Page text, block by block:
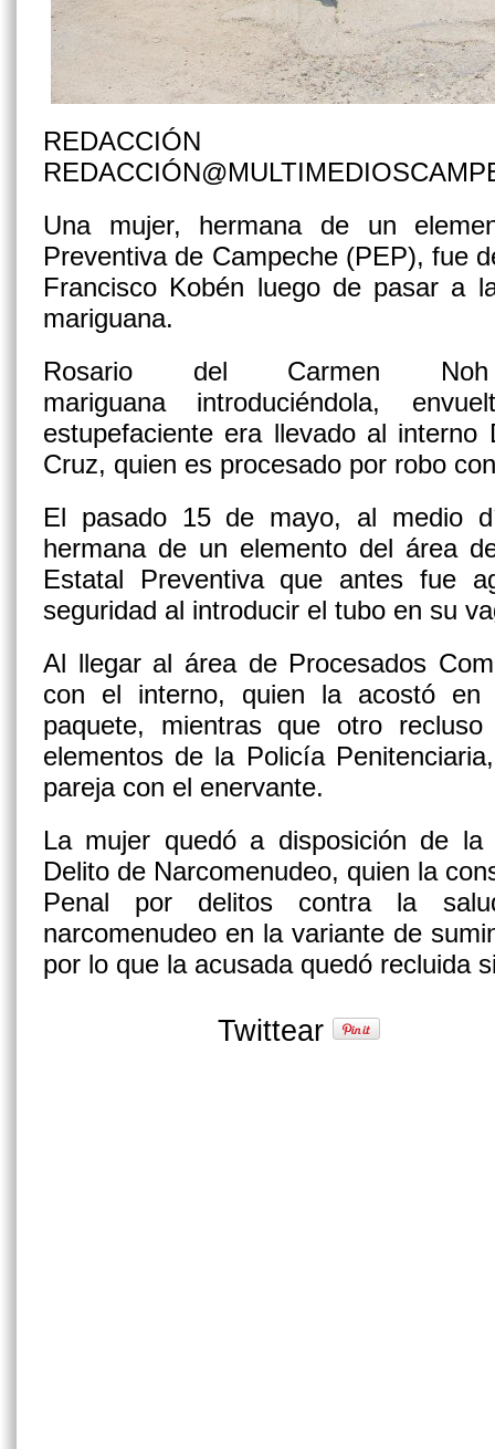
REDACCIÓN
Una mujer, hermana de un
Preventiva de Campeche (PEP), fue
Francisco Kobén luego de pasar a
mariguana.
Rosario del Carmen
mariguana introduciéndola,
estupefaciente era llevado al interno
Cruz, quien es procesado por robo
El pasado 15 de mayo, al medio
hermana de un elemento del área
Estatal Preventiva que antes fue
seguridad al introducir el tubo en su
Al llegar al área de Procesados
con el interno, quien la acostó
paquete, mientras que otro
elementos de la Policía
pareja con el enervante.
La mujer quedó a disposición de la
Delito de Narcomenudeo, quien la
Penal por delitos contra la
narcomenudeo en la variante de
por lo que la acusada quedó recluida
Twittear